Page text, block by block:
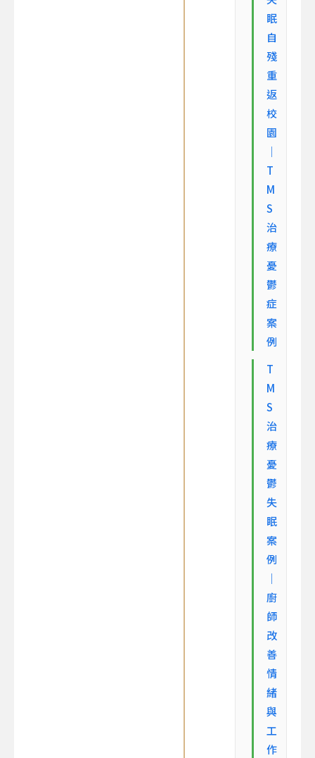
眠
自
殘
重
返
校
園
｜
T
M
S
治
療
憂
鬱
症
案
例
T
M
S
治
療
憂
鬱
失
眠
案
例
｜
廚
師
改
善
情
緒
與
工
作